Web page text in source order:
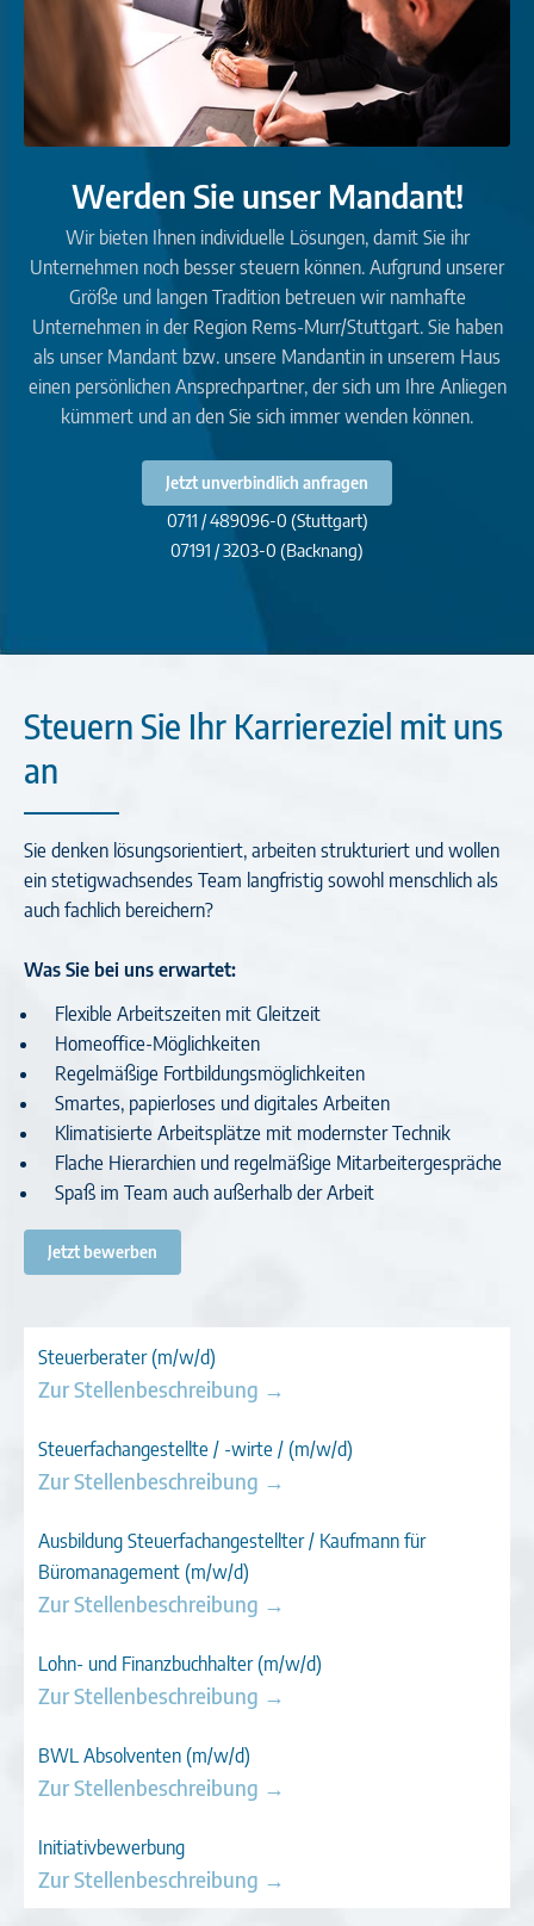
Werden Sie unser Mandant!
Wir bieten Ihnen individuelle Lösungen, damit Sie ihr
Unternehmen noch besser steuern können. Aufgrund unserer
Größe und langen Tradition betreuen wir namhafte
Unternehmen in der Region Rems-Murr/Stuttgart. Sie haben
als unser Mandant bzw. unsere Mandantin in unserem Haus
einen persönlichen Ansprechpartner, der sich um Ihre Anliegen
kümmert und an den Sie sich immer wenden können.
Jetzt unverbindlich anfragen
0711 / 489096-0 (Stuttgart)
07191 / 3203-0 (Backnang)
Steuern Sie Ihr Karriereziel mit uns
an
Sie denken lösungsorientiert, arbeiten strukturiert und wollen
ein stetigwachsendes Team langfristig sowohl menschlich als
auch fachlich bereichern?
Was Sie bei uns erwartet:
Flexible Arbeitszeiten mit Gleitzeit
Homeoffice-Möglichkeiten
Regelmäßige Fortbildungsmöglichkeiten
Smartes, papierloses und digitales Arbeiten
Klimatisierte Arbeitsplätze mit modernster Technik
Flache Hierarchien und regelmäßige Mitarbeitergespräche
Spaß im Team auch außerhalb der Arbeit
Jetzt bewerben
Steuerberater (m/w/d)
Zur Stellenbeschreibung →
Steuer­fachangestellte / -wirte / (m/w/d)
Zur Stellenbeschreibung →
Ausbildung Steuerfachangestellter / Kaufmann für
Büromanagement (m/w/d)
Zur Stellenbeschreibung →
Lohn- und Finanzbuchhalter (m/w/d)
Zur Stellenbeschreibung →
BWL Absolventen (m/w/d)
Zur Stellenbeschreibung →
Initiativbewerbung
Zur Stellenbeschreibung →